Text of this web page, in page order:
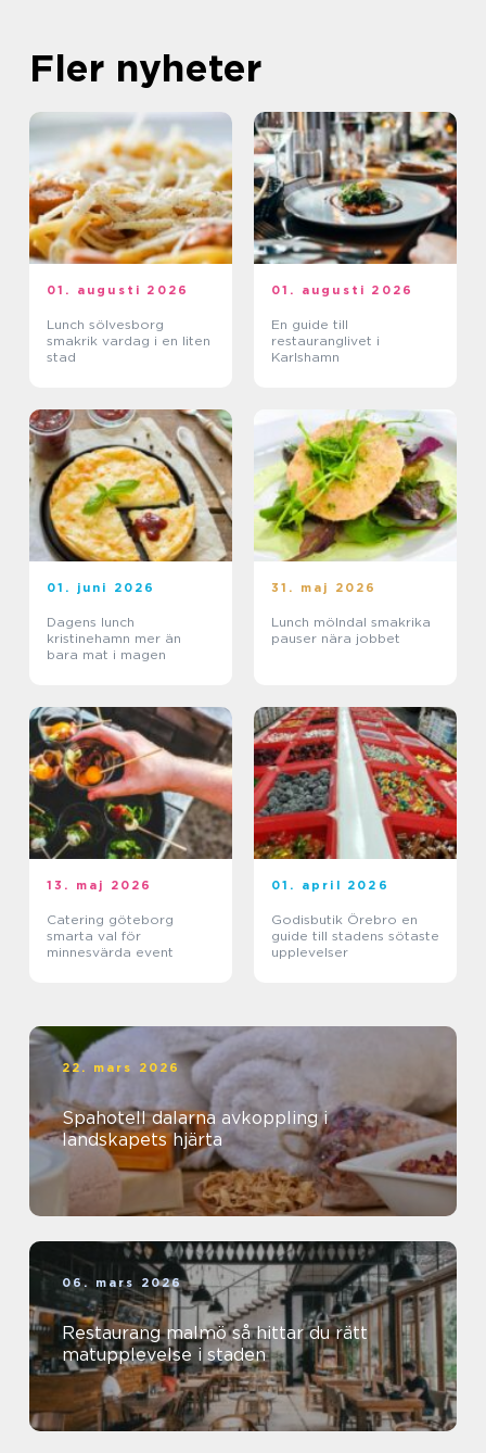
Fler nyheter
01. augusti 2026
Lunch sölvesborg
smakrik vardag i en liten
stad
01. augusti 2026
En guide till
restauranglivet i
Karlshamn
01. juni 2026
Dagens lunch
kristinehamn mer än
bara mat i magen
31. maj 2026
Lunch mölndal smakrika
pauser nära jobbet
13. maj 2026
Catering göteborg
smarta val för
minnesvärda event
01. april 2026
Godisbutik Örebro en
guide till stadens sötaste
upplevelser
22. mars 2026
Spahotell dalarna avkoppling i
landskapets hjärta
06. mars 2026
Restaurang malmö så hittar du rätt
matupplevelse i staden